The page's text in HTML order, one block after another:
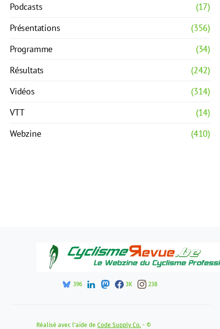
Podcasts
(17)
Présentations
(356)
Programme
(34)
Résultats
(242)
Vidéos
(314)
VTT
(14)
Webzine
(410)
396 3K 238
Réalisé avec l'aide de Code Supply Co. - ©